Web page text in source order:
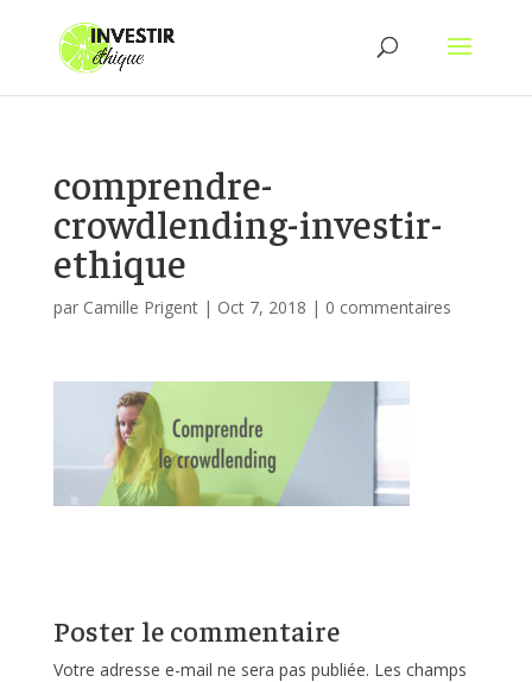
comprendre-
crowdlending-investir-
ethique
par Camille Prigent| Oct 7, 2018 | 0 commentaires
Poster le commentaire
Votre adresse e-mail ne sera pas publiée. Les champs